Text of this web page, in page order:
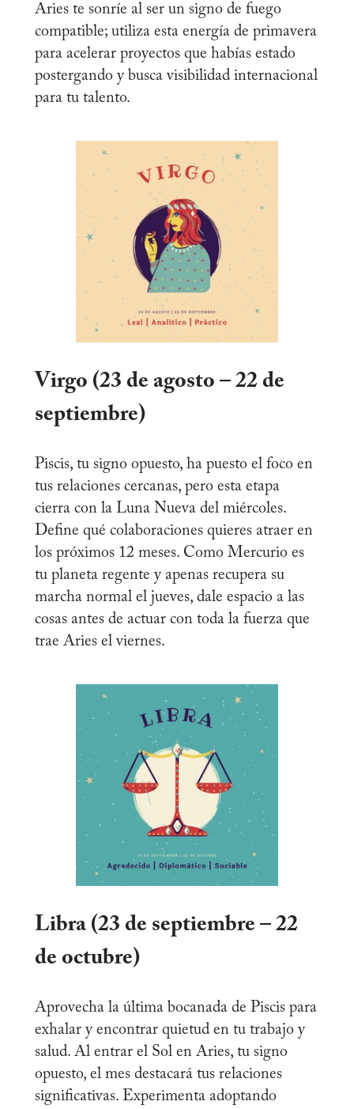
Aries te sonríe al ser un signo de fuego
compatible; utiliza esta energía de primavera
para acelerar proyectos que habías estado
postergando y busca visibilidad internacional
para tu talento.
Virgo (23 de agosto – 22 de
septiembre)
Piscis, tu signo opuesto, ha puesto el foco en
tus relaciones cercanas, pero esta etapa
cierra con la Luna Nueva del miércoles.
Define qué colaboraciones quieres atraer en
los próximos 12 meses. Como Mercurio es
tu planeta regente y apenas recupera su
marcha normal el jueves, dale espacio a las
cosas antes de actuar con toda la fuerza que
trae Aries el viernes.
Libra (23 de septiembre – 22
de octubre)
Aprovecha la última bocanada de Piscis para
exhalar y encontrar quietud en tu trabajo y
salud. Al entrar el Sol en Aries, tu signo
opuesto, el mes destacará tus relaciones
significativas. Experimenta adoptando